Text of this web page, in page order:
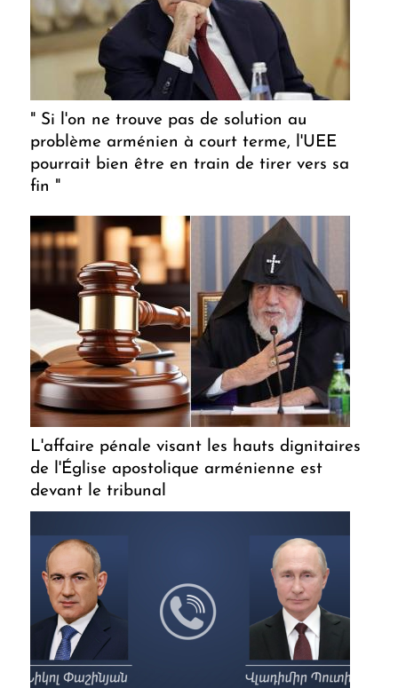
" Si l'on ne trouve pas de solution au
problème arménien à court terme, l'UEE
pourrait bien être en train de tirer vers sa
fin "
L'affaire pénale visant les hauts dignitaires
de l'Église apostolique arménienne est
devant le tribunal